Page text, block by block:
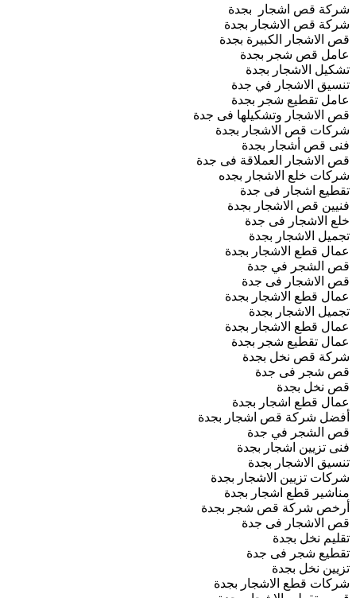
شركة قص اشجار بجدة
شركة قص الاشجار بجدة
قص الاشجار الكبيرة بجدة
عامل قص شجر بجدة
تشكيل الاشجار بجدة
تنسيق الاشجار في جدة
عامل تقطيع شجر بجدة
قص الاشجار وتشكيلها فى جدة
شركات قص الاشجار بجدة
فنى قص أشجار بجدة
قص الاشجار العملاقة فى جدة
شركات خلع الاشجار بجده
تقطيع اشجار فى جدة
فنيين قص الاشجار بجدة
خلع الاشجار فى جدة
تجميل الاشجار بجدة
عمال قطع الاشجار بجدة
قص الشجر في جدة
قص الاشجار فى جدة
عمال قطع الاشجار بجدة
تجميل الاشجار بجدة
عمال قطع الاشجار بجدة
عمال تقطيع شجر بجدة
شركة قص نخل بجدة
قص شجر فى جدة
قص نخل بجدة
عمال قطع اشجار بجدة
أفضل شركة قص اشجار بجدة
قص الشجر في جدة
فنى تزيين اشجار بجدة
تنسيق الاشجار بجدة
شركات تزيين الاشجار بجدة
مناشير قطع اشجار بجدة
أرخص شركة قص شجر بجدة
قص الاشجار فى جدة
تقليم نخل بجدة
تقطيع شجر فى جدة
تزيين نخل بجدة
شركات قطع الاشجار بجدة